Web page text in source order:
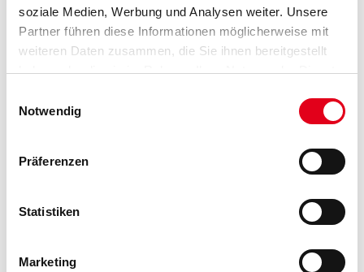
soziale Medien, Werbung und Analysen weiter. Unsere
Partner führen diese Informationen möglicherweise mit
weiteren Daten zusammen, die Sie ihnen bereitgestellt
haben oder die sie im Rahmen Ihrer Nutzung der Dienste
Notwendig
Präferenzen
Statistiken
Marketing
Umrechnungsfaktoren
Zur Farbauswahl für Ihren Wunschfarbton